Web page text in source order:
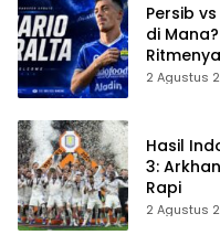
Persib
di
2 Agustus
Hasil
3:
Rapi
2 Agustus